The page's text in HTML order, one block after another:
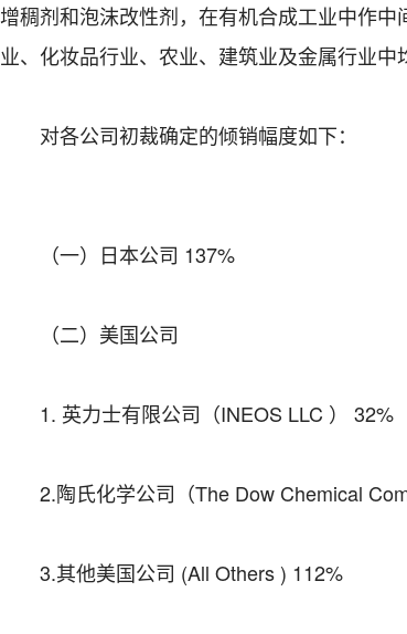
增稠剂和泡沫改性剂，在有机合成工业中作
业、化妆品行业、农业、建筑业及金属行业中
对各公司初裁确定的倾销幅度如下：
（一）日本公司 137%
（二）美国公司
1. 英力士有限公司（INEOS LLC ） 32%
2.陶氏化学公司（The Dow Chemical
3.其他美国公司 (All Others ) 112%